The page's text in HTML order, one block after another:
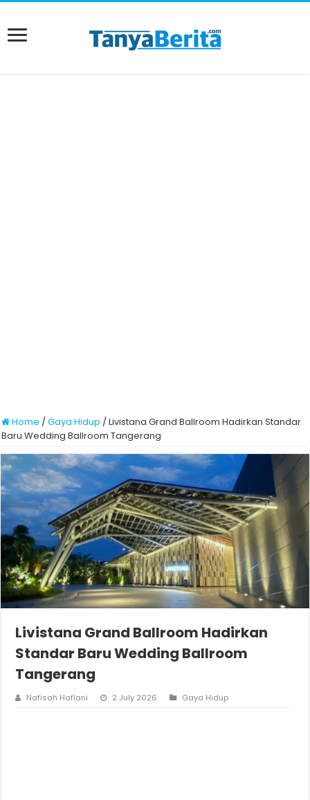
Home /Gaya Hidup /Livistana Grand Ballroom Hadirkan Standar
Baru Wedding Ballroom Tangerang
Livistana Grand Ballroom Hadirkan
Standar Baru Wedding Ballroom
Tangerang
Nafisah Haflani 2 July 2026 Gaya Hidup